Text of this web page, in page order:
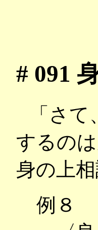
# 091
「さ
するの
身の上
例８